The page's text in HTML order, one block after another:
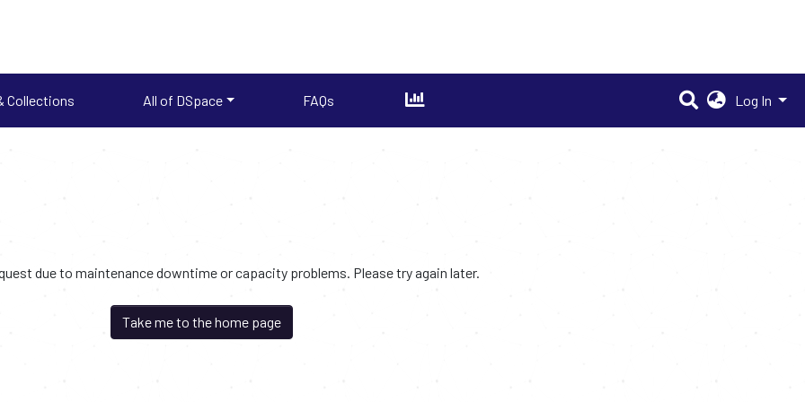
Collections All of DSpace FAQs Log In
due to maintenance downtime or capacity problems. Please try again later.
Take me to the home page